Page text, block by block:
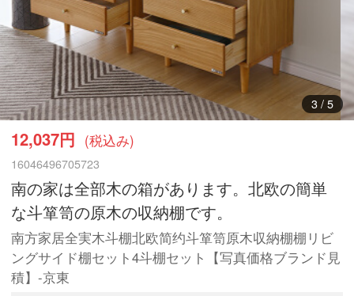
3/ 5
12,037円 (税込み)
16046496705723
南の家は全部木の箱があります。北欧の簡単
な斗箪笥の原木の収納棚です。
南方家居全実木斗棚北欧简约斗箪笥原木収納棚棚リビ
ングサイド棚セット4斗棚セット【写真価格ブランド見
積】-京東